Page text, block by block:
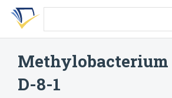
Skip
search
Skip
Skip
account
Methylobacterium
D-8-1